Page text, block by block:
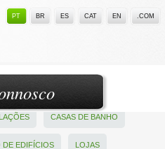
PT BR ES CAT EN .COM
CASAS DE BANHO
DE EDIFÍCIOS LOJAS